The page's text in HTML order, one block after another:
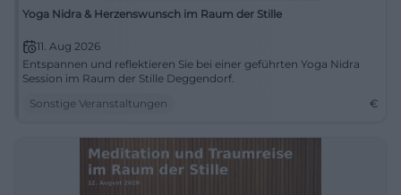
Yoga Nidra & Herzenswunsch im Raum der Stille
11. Aug 2026
Entspannen und reflektieren Sie bei einer geführten Yoga Nidra
Session im Raum der Stille Deggendorf.
Sonstige Veranstaltungen
€